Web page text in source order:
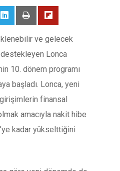
ve gelecek
Lonca
10. dönem programı
başladı. Lonca, yeni
finansal
amacıyla nakit hibe
kadar yükselttiğini